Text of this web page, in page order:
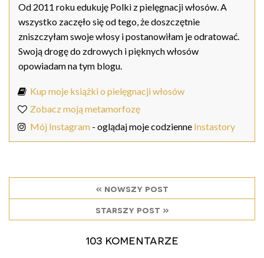
Od 2011 roku edukuję Polki z pielęgnacji włosów. A
wszystko zaczęło się od tego, że doszczętnie
zniszczyłam swoje włosy i postanowiłam je odratować.
Swoją drogę do zdrowych i pięknych włosów
opowiadam na tym blogu.
Kup moje książki o pielęgnacji włosów
Zobacz moją metamorfozę
Mój Instagram - oglądaj moje codzienne Instastory
« nowszy post
starszy post »
103 komentarze